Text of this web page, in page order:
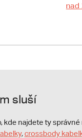
nad
sluší
kde najdete ty
,crossbody